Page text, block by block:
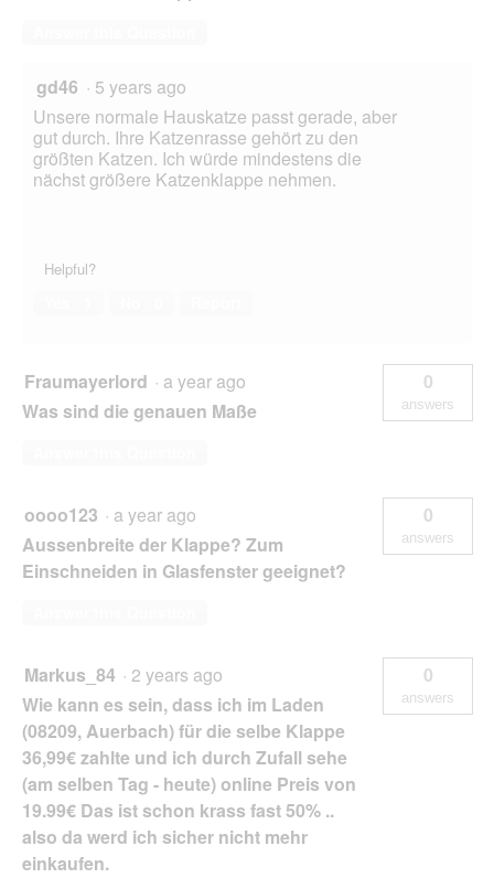
gd46 · 5 years ago
Unsere normale Hauskatze passt gerade, aber
gut durch. Ihre Katzenrasse gehört zu den
größten Katzen. Ich würde mindestens die
nächst größere Katzenklappe nehmen.
Helpful?
Fraumayerlord · a year ago
Was sind die genauen Maße
0
answers
oooo123 · a year ago
Aussenbreite der Klappe? Zum
Einschneiden in Glasfenster geeignet?
0
answers
Markus_84 · 2 years ago
Wie kann es sein, dass ich im Laden
(08209, Auerbach) für die selbe Klappe
36,99€ zahlte und ich durch Zufall sehe
(am selben Tag - heute) online Preis von
19.99€ Das ist schon krass fast 50% ..
also da werd ich sicher nicht mehr
einkaufen.
0
answers